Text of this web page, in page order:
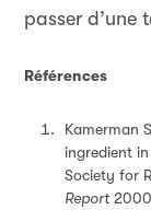
passer d’une
Références
Kamerman
ingredient
Society for
Report